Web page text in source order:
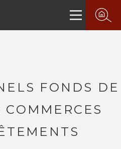
FONDS DE
COMMERCES